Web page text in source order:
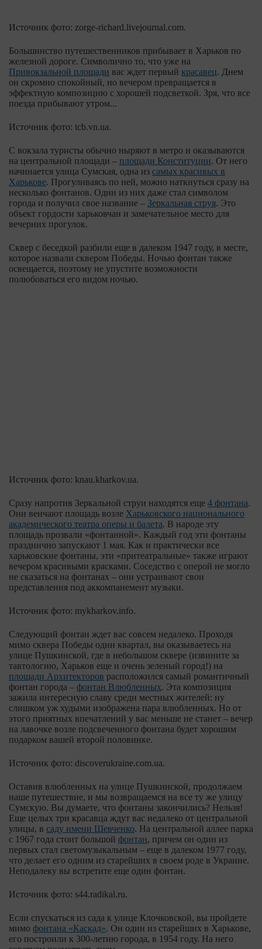
Источник фото: zorge-richard.livejournal.com.
Большинство путешественников прибывает в Харьков по
железной дороге. Символично то, что уже на
Привокзальной площади вас ждет первый красавец. Днем
он скромно спокойный, но вечером превращается в
эффектную композицию с хорошей подсветкой. Зря, что все
поезда прибывают утром...
Источник фото: tcb.vn.ua.
С вокзала туристы обычно ныряют в метро и оказываются
на центральной площади – площади Конституции. От него
начинается улица Сумская, одна из самых красивых в
Харькове. Прогуливаясь по ней, можно наткнуться сразу на
несколько фонтанов. Один из них даже стал символом
города и получил свое название – Зеркальная струя. Это
объект гордости харьковчан и замечательное место для
вечерних прогулок.
Сквер с беседкой разбили еще в далеком 1947 году, в месте,
которое назвали сквером Победы. Ночью фонтан также
освещается, поэтому не упустите возможности
полюбоваться его видом ночью.
Источник фото: knau.kharkov.ua.
Сразу напротив Зеркальной струи находятся еще 4 фонтана.
Они венчают площадь возле Харьковского национального
академического театра оперы и балета. В народе эту
площадь прозвали «фонтанной». Каждый год эти фонтаны
празднично запускают 1 мая. Как и практически все
харьковские фонтаны, эти «притеатральные» также играют
вечером красивыми красками. Соседство с оперой не могло
не сказаться на фонтанах – они устраивают свои
представления под аккомпанемент музыки.
Источник фото: mykharkov.info.
Следующий фонтан ждет вас совсем недалеко. Проходя
мимо сквера Победы один квартал, вы оказываетесь на
улице Пушкинской, где в небольшом сквере (извините за
тавтологию, Харьков еще и очень зеленый город!) на
площади Архитекторов расположился самый романтичный
фонтан города – фонтан Влюбленных. Эта композиция
зажила интересную славу среди местных жителей: ну
слишком уж худыми изображена пара влюбленных. Но от
этого приятных впечатлений у вас меньше не станет – вечер
на лавочке возле подсвеченного фонтана будет хорошим
подарком вашей второй половинке.
Источник фото: discoverukraine.com.ua.
Оставив влюбленных на улице Пушкинской, продолжаем
наше путешествие, и мы возвращаемся на все ту же улицу
Сумскую. Вы думаете, что фонтаны закончились? Нельзя!
Еще целых три красавца ждут вас недалеко от центральной
улицы, в саду имени Шевченко. На центральной аллее парка
с 1967 года стоит большой фонтан, причем он один из
первых стал светомузыкальным – еще в далеком 1977 году,
что делает его одним из старейших в своем роде в Украине.
Неподалеку вы встретите еще один фонтан.
Источник фото: s44.radikal.ru.
Если спускаться из сада к улице Клочковской, вы пройдете
мимо фонтана «Каскад». Он один из старейших в Харькове,
его построили к 300-летию города, в 1954 году. На него